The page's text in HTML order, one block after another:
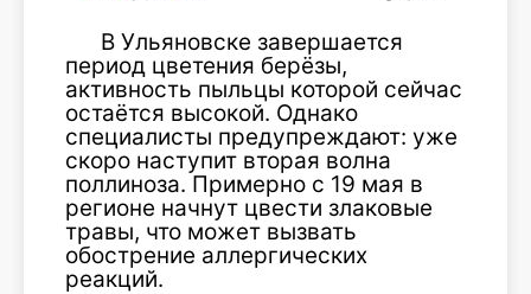
В Ульяновске завершается
период цветения берёзы,
активность пыльцы которой сейчас
остаётся высокой. Однако
специалисты предупреждают: уже
скоро наступит вторая волна
поллиноза. Примерно с 19 мая в
регионе начнут цвести злаковые
травы, что может вызвать
обострение аллергических
реакций.